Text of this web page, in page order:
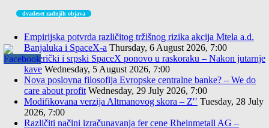
dvadeset zadnjih objava
Empirijska potvrda različitog tržišnog rizika akcija Mtela a.d.
Banjaluka i SpaceX-a Thursday, 6 August 2026, 7:00
Američki i srpski SpaceX ponovo u raskoraku – Nakon jutarnje
kave Wednesday, 5 August 2026, 7:00
Nova poslovna filosofija Evropske centralne banke? – We do
care about profit Wednesday, 29 July 2026, 7:00
Modifikovana verzija Altmanovog skora – Z′′ Tuesday, 28 July
2026, 7:00
Različiti načini izračunavanja fer cene Rheinmetall AG –